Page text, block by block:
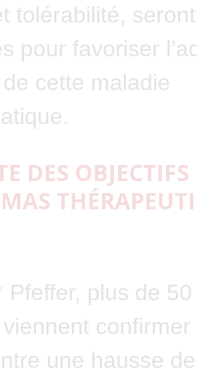
tolérabilité, seront
pour favoriser
cette maladie
DES
r
Pfeffer, plus de
confirmer
une hausse